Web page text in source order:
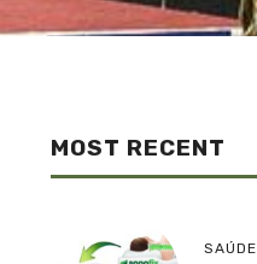
MOST RECENT
SAÚDE